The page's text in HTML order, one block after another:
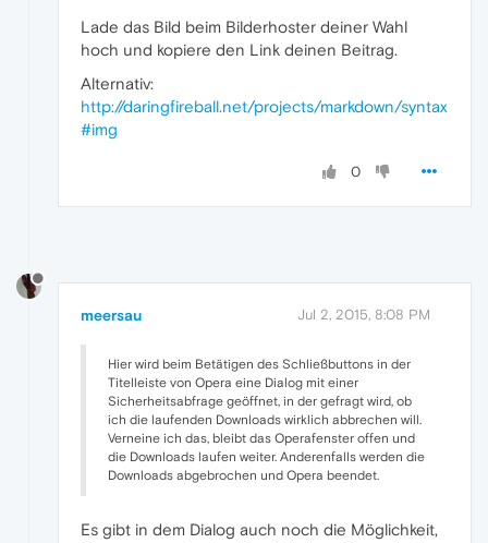
Lade das Bild beim Bilderhoster deiner Wahl
hoch und kopiere den Link deinen Beitrag.
Alternativ:
http://daringfireball.net/projects/markdown/syntax
#img
0
meersau Jul 2, 2015, 8:08 PM
Hier wird beim Betätigen des Schließbuttons in der
Titelleiste von Opera eine Dialog mit einer
Sicherheitsabfrage geöffnet, in der gefragt wird, ob
ich die laufenden Downloads wirklich abbrechen will.
Verneine ich das, bleibt das Operafenster offen und
die Downloads laufen weiter. Anderenfalls werden die
Downloads abgebrochen und Opera beendet.
Es gibt in dem Dialog auch noch die Möglichkeit,